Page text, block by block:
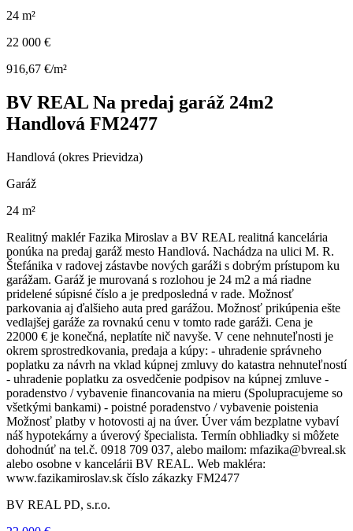
24 m²
22 000 €
916,67 €/m²
BV REAL Na predaj garáž 24m2
Handlová FM2477
Handlová (okres Prievidza)
Garáž
24 m²
Realitný maklér Fazika Miroslav a BV REAL realitná kancelária
ponúka na predaj garáž mesto Handlová. Nachádza na ulici M. R.
Štefánika v radovej zástavbe nových garáži s dobrým prístupom ku
garážam. Garáž je murovaná s rozlohou je 24 m2 a má riadne
pridelené súpisné číslo a je predposledná v rade. Možnosť
parkovania aj ďalšieho auta pred garážou. Možnosť prikúpenia ešte
vedlajšej garáže za rovnakú cenu v tomto rade garáži. Cena je
22000 € je konečná, neplatíte nič navyše. V cene nehnuteľnosti je
okrem sprostredkovania, predaja a kúpy: - uhradenie správneho
poplatku za návrh na vklad kúpnej zmluvy do katastra nehnuteľností
- uhradenie poplatku za osvedčenie podpisov na kúpnej zmluve -
poradenstvo / vybavenie financovania na mieru (Spolupracujeme so
všetkými bankami) - poistné poradenstvo / vybavenie poistenia
Možnosť platby v hotovosti aj na úver. Úver vám bezplatne vybaví
náš hypotekárny a úverový špecialista. Termín obhliadky si môžete
dohodnúť na tel.č. 0918 709 037, alebo mailom: mfazika@bvreal.sk
alebo osobne v kancelárii BV REAL. Web makléra:
www.fazikamiroslav.sk číslo zákazky FM2477
BV REAL PD, s.r.o.